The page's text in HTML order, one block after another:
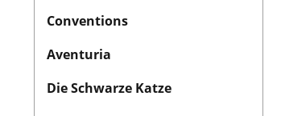
Conventions
Aventuria
Die Schwarze Katze